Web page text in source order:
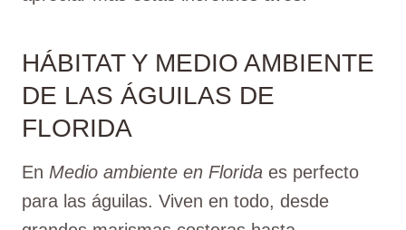
HÁBITAT Y MEDIO AMBIENTE
DE LAS ÁGUILAS DE
FLORIDA
En Medio ambiente en Florida es perfecto
para las águilas. Viven en todo, desde